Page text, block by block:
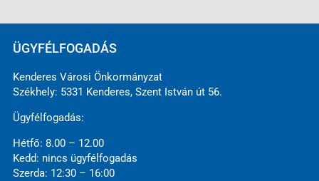
ÜGYFÉLFOGADÁS
Kenderes Városi Önkormányzat
Székhely: 5331 Kenderes, Szent István út 56.
Ügyfélfogadás:
Hétfő: 8.00 – 12.00
Kedd: nincs ügyfélfogadás
Szerda: 12:30 – 16:00